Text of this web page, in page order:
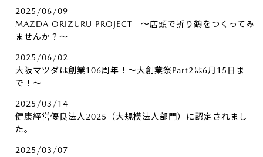
2025/06/09
MAZDA ORIZURU PROJECT ～店頭で折り鶴をつくってみ
ませんか？～
2025/06/02
大阪マツダは創業106周年！～大創業祭Part2は6月15日ま
で！～
2025/03/14
健康経営優良法人2025（大規模法人部門）に認定されまし
た。
2025/03/07